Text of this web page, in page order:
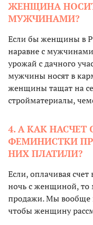
ЖЕНЩИНА
МУЖЧИНАМИ?
Если бы женщины в
наравне с
урожай с дачного
мужчины носят в
женщины тащат на
стройматериалы,
4. А КАК НАСЧЕТ
ФЕМИНИСТКИ
НИХ ПЛАТИЛИ?
Если, оплачивая
ночь с женщиной, то
продажи. Мы вообще
чтобы женщину